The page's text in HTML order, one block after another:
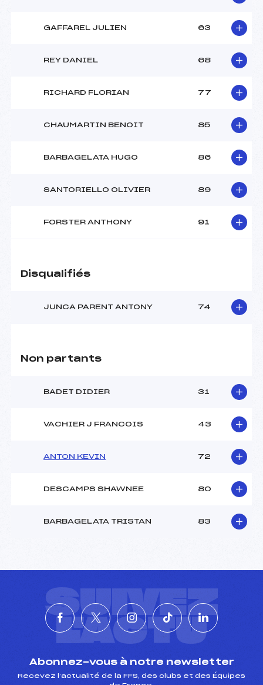
GAFFAREL JULIEN 63
REY DANIEL 68
RICHARD FLORIAN 77
CHAUMARTIN BENOIT 85
BARBAGELATA HUGO 86
SANTORIELLO OLIVIER 89
FORSTER ANTHONY 91
Disqualifiés
JUNCA PARENT ANTONY 74
Non partants
BADET DIDIER 31
VACHIER J FRANCOIS 43
ANTON KEVIN 72
DESCAMPS SHAWNEE 80
BARBAGELATA TRISTAN 83
SUIVEZ
L'ACTU
Abonnez-vous à notre newsletter
Recevez l’actualité de la FFS, des clubs et des Équipes